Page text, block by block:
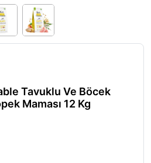
Tavuklu Ve Böcek
Maması 12 Kg